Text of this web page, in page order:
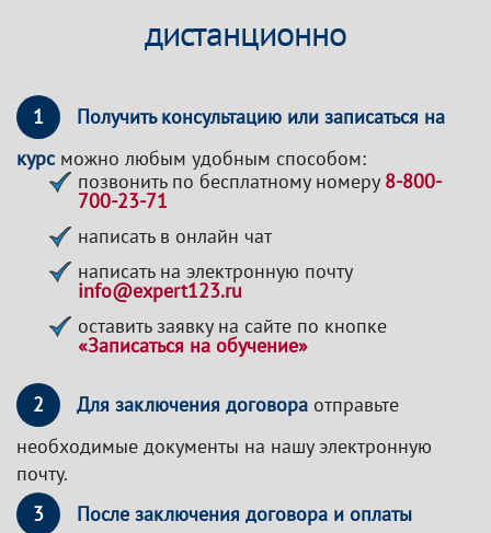
дистанционно
1
Получить консультацию или записаться на
курсможно любым удобным способом:
позвонить по бесплатному номеру 8-800-
700-23-71
написать в онлайн чат
написать на электронную почту
info@expert123.ru
оставить заявку на сайте по кнопке
«Записаться на обучение»
2 Для заключения договора отправьте
необходимые документы на нашу электронную
почту.
3
После заключения договора и оплаты